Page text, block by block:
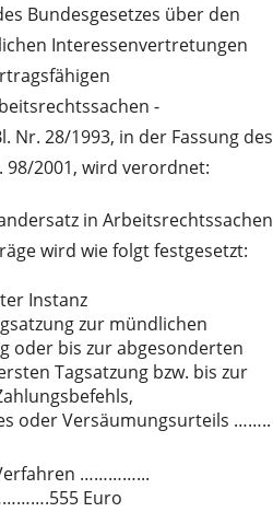
Bundesgesetzes über den
Interessenvertretungen
-
Nr. 28/1993, in der Fassung des
98/2001, wird verordnet:
in Arbeitsrechtssachen
wird wie folgt festgesetzt:
Instanz
zur mündlichen
oder bis zur abgesonderten
Tagsatzung bzw. bis zur
oder Versäumungsurteils ……..
…………...
Euro